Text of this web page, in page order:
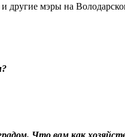
другие мэры на